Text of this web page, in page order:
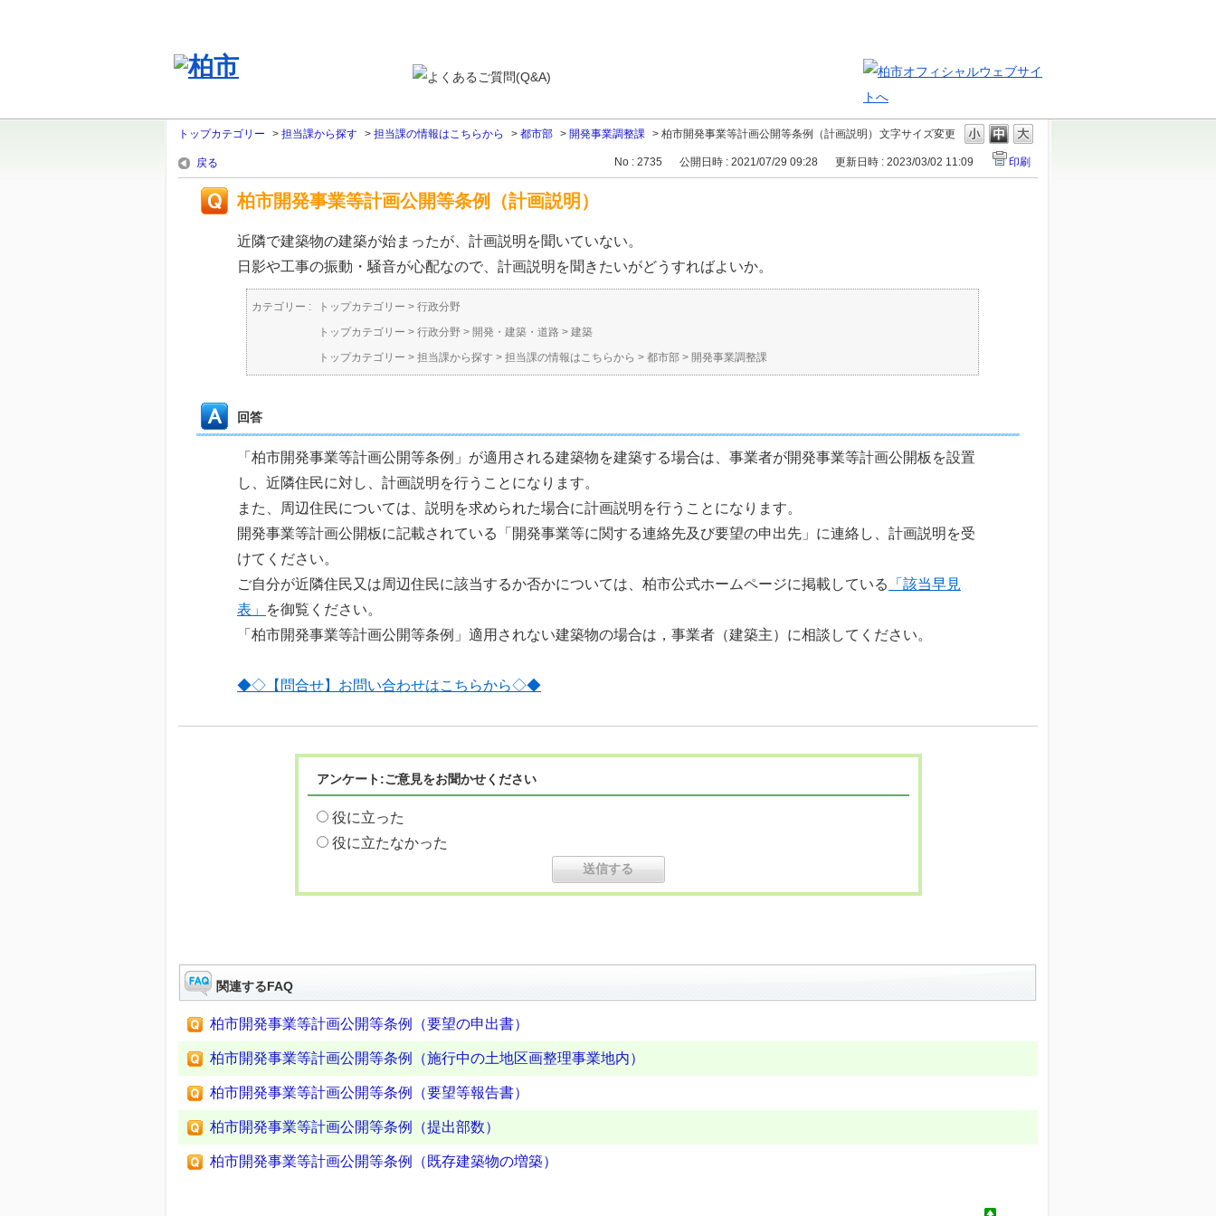
文字サイズ変更
トップカテゴリー > 担当課から探す > 担当課の情報はこちらから > 都市部 > 開発事業調整課 > 柏市開発事業等計画公開等条例（計画説明）
戻る No : 2735 公開日時 : 2021/07/29 09:28 更新日時 : 2023/03/02 11:09 印刷
柏市開発事業等計画公開等条例（計画説明）
近隣で建築物の建築が始まったが、計画説明を聞いていない。
日影や工事の振動・騒音が心配なので、計画説明を聞きたいがどうすればよいか。
カテゴリー : トップカテゴリー > 行政分野
トップカテゴリー > 行政分野 > 開発・建築・道路 > 建築
トップカテゴリー > 担当課から探す > 担当課の情報はこちらから > 都市部 > 開発事業調整課
回答
「柏市開発事業等計画公開等条例」が適用される建築物を建築する場合は、事業者が開発事業等計画公開板を設置
し、近隣住民に対し、計画説明を行うことになります。
また、周辺住民については、説明を求められた場合に計画説明を行うことになります。
開発事業等計画公開板に記載されている「開発事業等に関する連絡先及び要望の申出先」に連絡し、計画説明を受
けてください。
ご自分が近隣住民又は周辺住民に該当するか否かについては、柏市公式ホームページに掲載している
「該当早見
表」
を御覧ください。
「柏市開発事業等計画公開等条例」適用されない建築物の場合は，事業者（建築主）に相談してください。
◆◇【問合せ】お問い合わせはこちらから◇◆
アンケート:ご意見をお聞かせください
役に立った
役に立たなかった
関連するFAQ
柏市開発事業等計画公開等条例（要望の申出書）
柏市開発事業等計画公開等条例（施行中の土地区画整理事業地内）
柏市開発事業等計画公開等条例（要望等報告書）
柏市開発事業等計画公開等条例（提出部数）
柏市開発事業等計画公開等条例（既存建築物の増築）